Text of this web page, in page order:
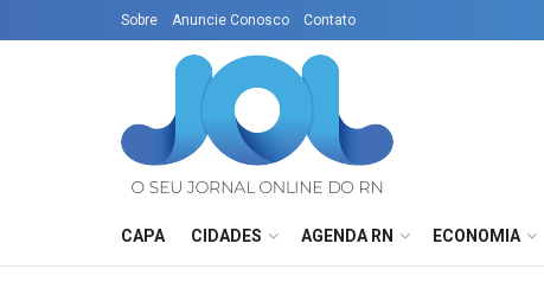
Sobre Anuncie Conosco Contato
CAPA CIDADES AGENDA RN ECONOMIA